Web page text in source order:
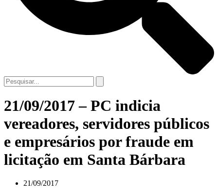
21/09/2017 – PC indicia
vereadores, servidores públicos
e empresários por fraude em
licitação em Santa Bárbara
21/09/2017